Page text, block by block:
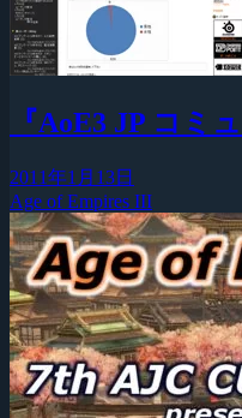
『AoE3 JP コミ
2011年1月13日
Age of Empires III